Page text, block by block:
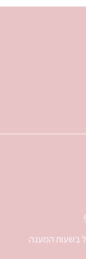
בשעות המענה